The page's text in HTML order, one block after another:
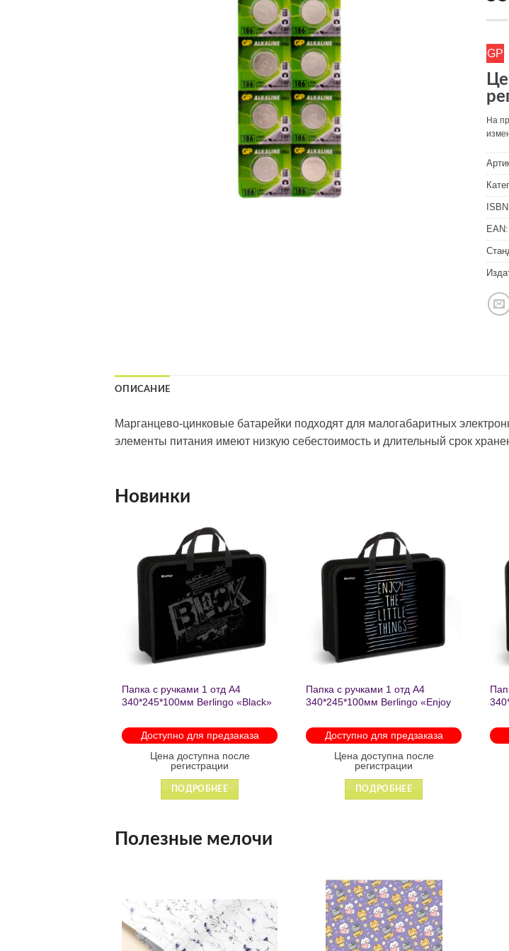
GP
На
EAN:
ОПИСАНИЕ
Марганцево-цинковые батарейки подходят для малогабаритных
элементы питания имеют низкую себестоимость и длительный срок
Новинки
Добавить
в список
желаний
Папка с ручками 1 отд А4
340*245*100мм Berlingo «Black»
Доступно для предзаказа
Цена доступна после
регистрации
ПОДРОБНЕЕ
Добавить
в список
желаний
Папка с ручками 1 отд А4
340*245*100мм Berlingo «Enjoy
молнии 1215
Доступно для предзаказа
Цена доступна после
регистрации
ПОДРОБНЕЕ
Полезные мелочи
Добавить
в список
желаний
Добавить
в список
желаний